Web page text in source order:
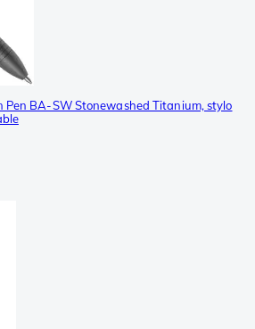
Pen BA-SW Stonewashed Titanium, stylo